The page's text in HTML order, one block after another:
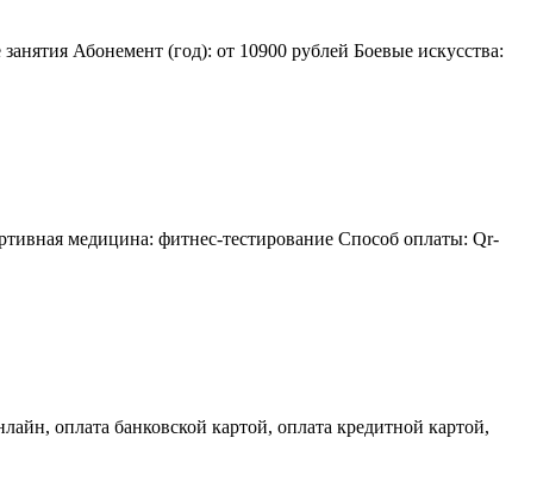
Абонемент (год): от 10900 рублей Боевые искусства:
медицина: фитнес-тестирование Способ оплаты: Qr-
оплата банковской картой, оплата кредитной картой,